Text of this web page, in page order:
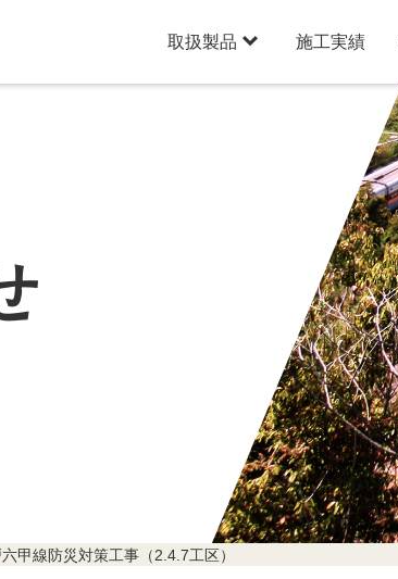
取扱製品  施工実績
甲線防災対策工事（2.4.7工区）